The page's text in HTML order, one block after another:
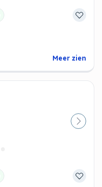
Meer zien